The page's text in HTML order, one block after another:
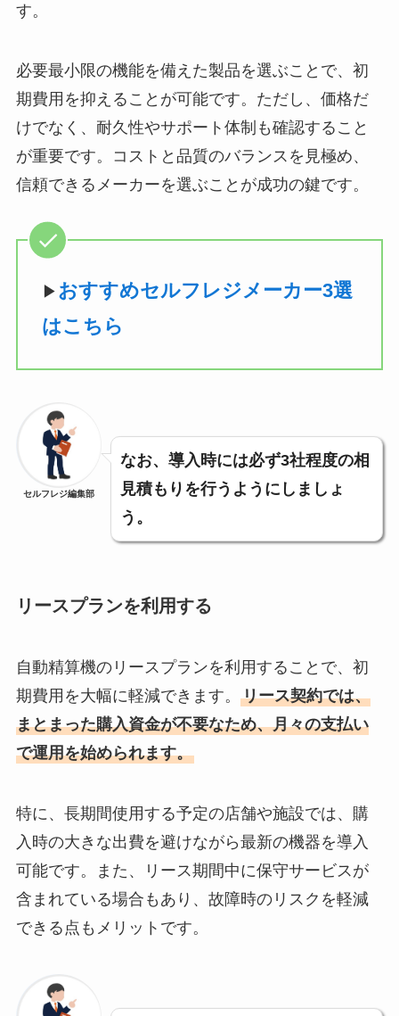
す。
必要最小限の機能を備えた製品を選ぶことで、初
期費用を抑えることが可能です。ただし、価格だ
けでなく、耐久性やサポート体制も確認すること
が重要です。コストと品質のバランスを見極め、
信頼できるメーカーを選ぶことが成功の鍵です。
▶︎ おすすめセルフレジメーカー3選
はこちら
セルフレジ編集部
なお、導入時には必ず3社程度の相
見積もりを行うようにしましょ
う。
リースプランを利用する
自動精算機のリースプランを利用することで、初
期費用を大幅に軽減できます。 リース契約では、
まとまった購入資金が不要なため、月々の支払い
で運用を始められます。
特に、長期間使用する予定の店舗や施設では、購
入時の大きな出費を避けながら最新の機器を導入
可能です。また、リース期間中に保守サービスが
含まれている場合もあり、故障時のリスクを軽減
できる点もメリットです。